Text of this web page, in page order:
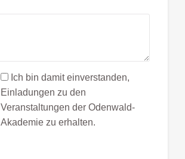
Ich bin damit einverstanden,
Einladungen zu den
Veranstaltungen der Odenwald-
Akademie zu erhalten.